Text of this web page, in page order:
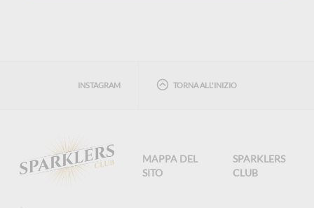
INSTAGRAM TORNA ALL'INIZIO
MAPPA DEL
SITO
SPARKLERS
CLUB